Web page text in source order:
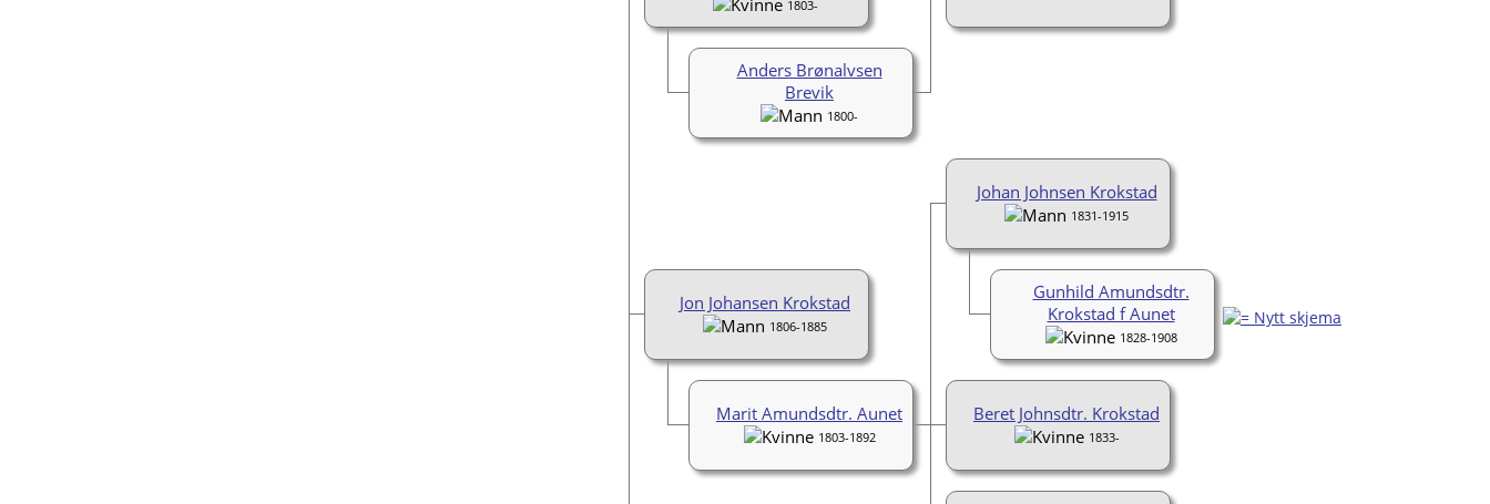
1803-
Anders Brønalvsen
Brevik
1800-
Johan Johnsen Krokstad
1831-1915
Gunhild Amundsdtr.
Krokstad f Aunet
1828-1908
Beret Johnsdtr. Krokstad
1833-
Jon Johansen Krokstad
1806-1885
Marit Amundsdtr. Aunet
1803-1892